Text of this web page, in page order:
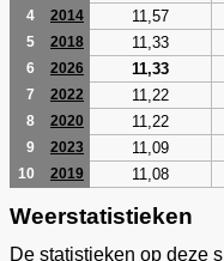
4 2014 11,57
5 2018 11,33
6 2026 11,33
7 2022 11,22
8 2020 11,22
9 2023 11,09
10 2019 11,08
Weerstatistieken
De statistieken op deze